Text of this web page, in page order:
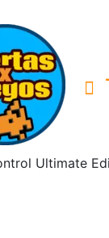
Ultimate